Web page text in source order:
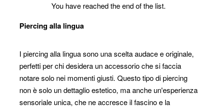
You have reached the end of the list.
Piercing alla lingua
I piercing alla lingua sono una scelta audace e originale,
perfetti per chi desidera un accessorio che si faccia
notare solo nei momenti giusti. Questo tipo di piercing
non è solo un dettaglio estetico, ma anche un'esperienza
sensoriale unica, che ne accresce il fascino e la